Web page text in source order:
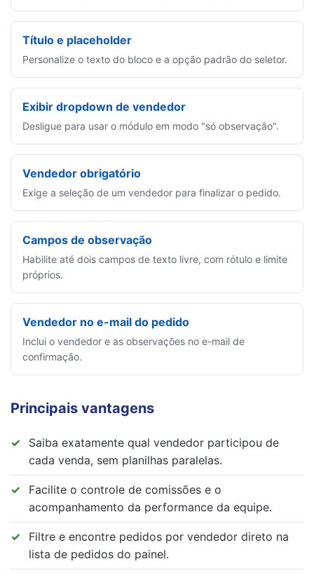
Título e placeholder
Personalize o texto do bloco e a opção padrão do seletor.
Exibir dropdown de vendedor
Desligue para usar o módulo em modo "só observação".
Vendedor obrigatório
Exige a seleção de um vendedor para finalizar o pedido.
Campos de observação
Habilite até dois campos de texto livre, com rótulo e limite
próprios.
Vendedor no e-mail do pedido
Inclui o vendedor e as observações no e-mail de
confirmação.
Principais vantagens
Saiba exatamente qual vendedor participou de
cada venda, sem planilhas paralelas.
Facilite o controle de comissões e o
acompanhamento da performance da equipe.
Filtre e encontre pedidos por vendedor direto na
lista de pedidos do painel.